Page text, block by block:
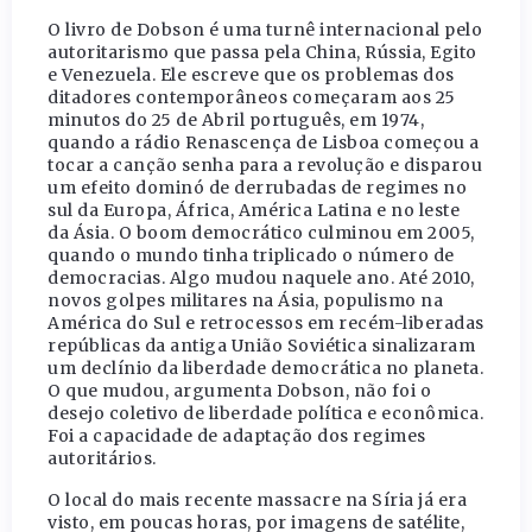
O livro de Dobson é uma turnê internacional pelo
autoritarismo que passa pela China, Rússia, Egito
e Venezuela. Ele escreve que os problemas dos
ditadores contemporâneos começaram aos 25
minutos do 25 de Abril português, em 1974,
quando a rádio Renascença de Lisboa começou a
tocar a canção senha para a revolução e disparou
um efeito dominó de derrubadas de regimes no
sul da Europa, África, América Latina e no leste
da Ásia. O boom democrático culminou em 2005,
quando o mundo tinha triplicado o número de
democracias. Algo mudou naquele ano. Até 2010,
novos golpes militares na Ásia, populismo na
América do Sul e retrocessos em recém-liberadas
repúblicas da antiga União Soviética sinalizaram
um declínio da liberdade democrática no planeta.
O que mudou, argumenta Dobson, não foi o
desejo coletivo de liberdade política e econômica.
Foi a capacidade de adaptação dos regimes
autoritários.
O local do mais recente massacre na Síria já era
visto, em poucas horas, por imagens de satélite,